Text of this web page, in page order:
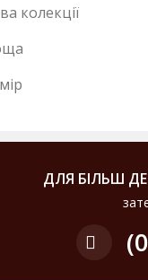
колекції
ДЛЯ БІЛЬШ